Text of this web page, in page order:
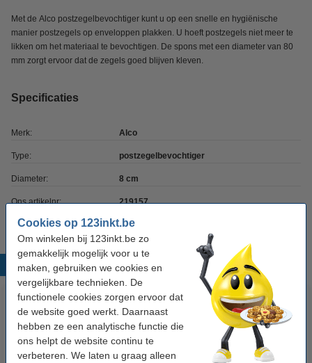
Cookies op 123inkt.be
Om winkelen bij 123inkt.be zo
gemakkelijk mogelijk voor u te
maken, gebruiken we cookies en
vergelijkbare technieken. De
functionele cookies zorgen ervoor dat
de website goed werkt. Daarnaast
hebben ze een analytische functie die
ons helpt de website continu te
verbeteren. We laten u graag alleen
Met de Alco postzegelbevochtiger kunt u op een snelle en hygiënische
manier postzegels op enveloppen plakken. U hoeft postzegels niet meer te
likken om het materiaal te bevochtigen. De spons met een diameter van 80
mm zorgt ervoor dat de zegels goed blijven kleven.
Specificaties
Merk: Alco
Type: postzegelbevochtiger
Diameter: 8 cm
Ons artikelnr: 219157
Populaire producten